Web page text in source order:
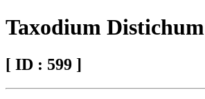
Taxodium Distichum
[ ID : 599 ]